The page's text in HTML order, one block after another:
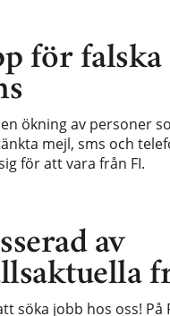
av
söka jobb hos oss! På
för
en ökning av personer
mejl, sms och
för att vara från FI.